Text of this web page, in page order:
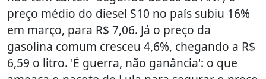
preço médio do diesel S10 no país subiu 16%
em março, para R$ 7,06. Já o preço da
gasolina comum cresceu 4,6%, chegando a R$
6,59 o litro. 'É guerra, não ganância': o que